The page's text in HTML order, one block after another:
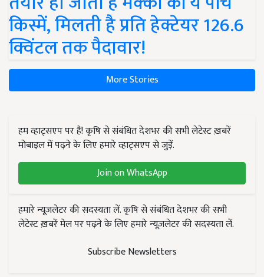
किस्में, मिलती है प्रति हेक्टेयर 126.6
क्विंटल तक पैदावार!
More Stories
हम व्हाट्सएप पर हैं! कृषि से संबंधित देशभर की सभी लेटेस्ट ख़बरें
मोबाइल में पढ़ने के लिए हमारे व्हाट्सएप से जुड़ें.
Join on WhatsApp
हमारे न्यूज़लेटर की सदस्यता लें. कृषि से संबंधित देशभर की सभी
लेटेस्ट ख़बरें मेल पर पढ़ने के लिए हमारे न्यूज़लेटर की सदस्यता लें.
Subscribe Newsletters